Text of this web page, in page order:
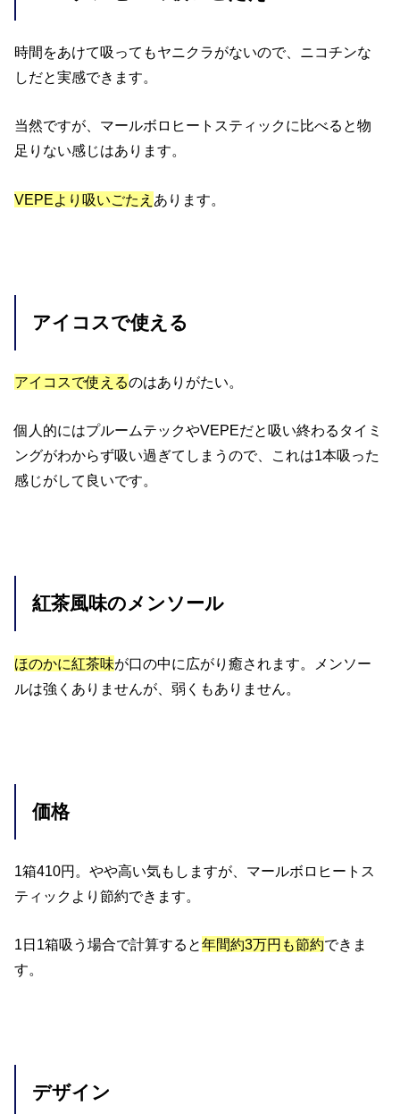
時間をあけて吸ってもヤニクラがないので、ニコチンな
しだと実感できます。
当然ですが、マールボロヒートスティックに比べると物
足りない感じはあります。
VEPEより吸いごたえ あります。
アイコスで使える
アイコスで使えるのはありがたい。
個人的にはプルームテックやVEPEだと吸い終わるタイミ
ングがわからず吸い過ぎてしまうので、これは1本吸った
感じがして良いです。
紅茶風味のメンソール
ほのかに紅茶味が口の中に広がり癒されます。メンソー
ルは強くありませんが、弱くもありません。
価格
1箱410円。やや高い気もしますが、マールボロヒートス
ティックより節約できます。
1日1箱吸う場合で計算すると年間約3万円も節約できま
す。
デザイン